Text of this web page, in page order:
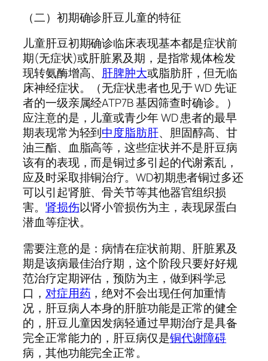
（二）初期确诊肝豆儿童的特征
儿童肝豆初期确诊临床表现基本都是症状前
期(无症状)或肝脏累及期，是指常规体检发
现转氨酶增高、 肝脾肿大或脂肪肝，但无临
床神经症状。（无症状患者也见于 WD 先证
者的一级亲属经ATP7B 基因筛查时确诊。）
应注意的是，儿童或青少年 WD 患者的最早
期表现常为轻到中度脂肪肝、胆固醇高、甘
油三酯、血脂高等，这些症状并不是肝豆病
该有的表现，而是铜过多引起的代谢紊乱，
应及时采取排铜治疗。WD初期患者铜过多还
可以引起肾脏、骨关节等其他器官组织损
害。 肾损伤以肾小管损伤为主，表现尿蛋白
潜血等症状。
需要注意的是：病情在症状前期、肝脏累及
期是该病最佳治疗期，这个阶段只要好好规
范治疗定期评估，预防为主，做到科学忌
口， 对症用药，绝对不会出现任何加重情
况，肝豆病人本身的肝脏功能是正常的健全
的，肝豆儿童因发病轻通过早期治疗是具备
完全正常能力的，肝豆病仅是铜代谢障碍
病，其他功能完全正常。